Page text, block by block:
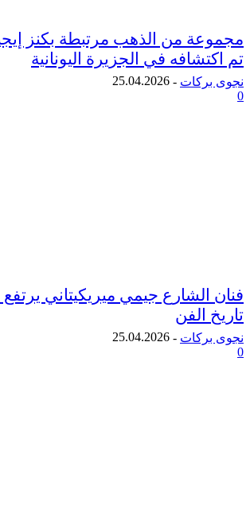
من الذهب مرتبطة بكنز إيجينا
في الجزيرة اليونانية
-
25.04.2026
جيمي ميريكيتاني يرتفع من
الفن
-
25.04.2026